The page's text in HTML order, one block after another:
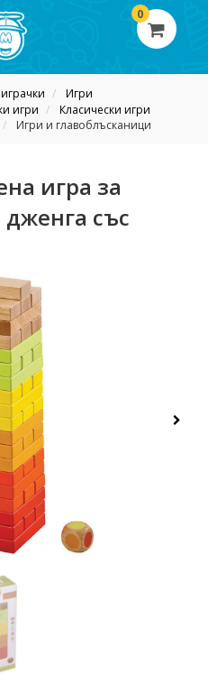
0
Игри
игри
Класически игри
Игри и главоблъсканици
игра за
със